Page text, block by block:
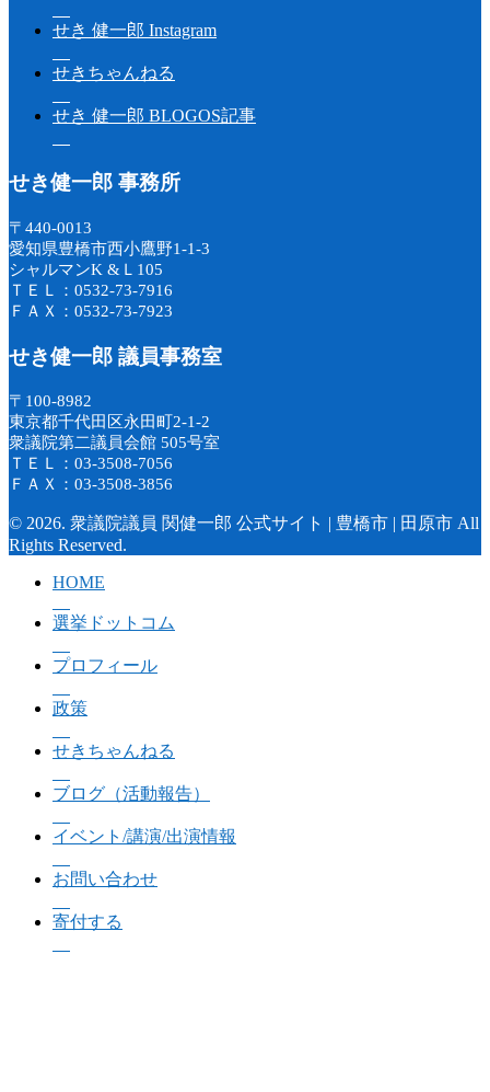
せき 健一郎 Instagram
せきちゃんねる
せき 健一郎 BLOGOS記事
せき健一郎 事務所
〒440-0013
愛知県豊橋市西小鷹野1-1-3
シャルマンK &Ｌ105
ＴＥＬ：0532-73-7916
ＦＡＸ：0532-73-7923
せき健一郎 議員事務室
〒100-8982
東京都千代田区永田町2-1-2
衆議院第二議員会館 505号室
ＴＥＬ：03-3508-7056
ＦＡＸ：03-3508-3856
© 2026. 衆議院議員 関健一郎 公式サイト | 豊橋市 | 田原市 All
Rights Reserved.
HOME
選挙ドットコム
プロフィール
政策
せきちゃんねる
ブログ（活動報告）
イベント/講演/出演情報
お問い合わせ
寄付する